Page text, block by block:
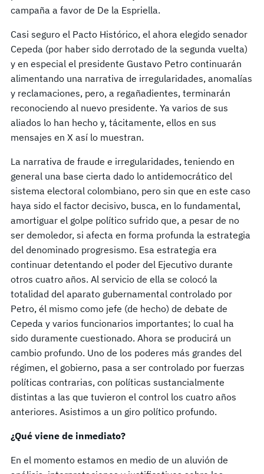
campaña a favor de De la Espriella.
Casi seguro el Pacto Histórico, el ahora elegido senador
Cepeda (por haber sido derrotado de la segunda vuelta)
y en especial el presidente Gustavo Petro continuarán
alimentando una narrativa de irregularidades, anomalías
y reclamaciones, pero, a regañadientes, terminarán
reconociendo al nuevo presidente. Ya varios de sus
aliados lo han hecho y, tácitamente, ellos en sus
mensajes en X así lo muestran.
La narrativa de fraude e irregularidades, teniendo en
general una base cierta dado lo antidemocrático del
sistema electoral colombiano, pero sin que en este caso
haya sido el factor decisivo, busca, en lo fundamental,
amortiguar el golpe político sufrido que, a pesar de no
ser demoledor, si afecta en forma profunda la estrategia
del denominado progresismo. Esa estrategia era
continuar detentando el poder del Ejecutivo durante
otros cuatro años. Al servicio de ella se colocó la
totalidad del aparato gubernamental controlado por
Petro, él mismo como jefe (de hecho) de debate de
Cepeda y varios funcionarios importantes; lo cual ha
sido duramente cuestionado. Ahora se producirá un
cambio profundo. Uno de los poderes más grandes del
régimen, el gobierno, pasa a ser controlado por fuerzas
políticas contrarias, con políticas sustancialmente
distintas a las que tuvieron el control los cuatro años
anteriores. Asistimos a un giro político profundo.
¿Qué viene de inmediato?
En el momento estamos en medio de un aluvión de